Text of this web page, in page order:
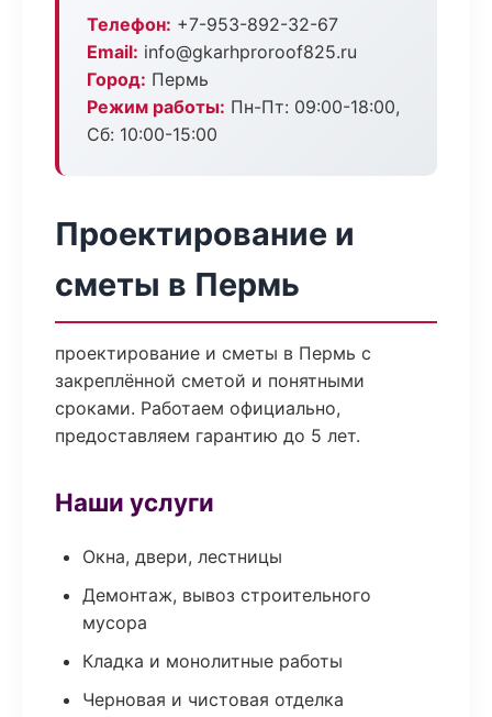
Телефон: +7-953-892-32-67
Email: info@gkarhproroof825.ru
Город: Пермь
Режим работы: Пн-Пт: 09:00-18:00,
Сб: 10:00-15:00
Проектирование и
сметы в Пермь
проектирование и сметы в Пермь с
закреплённой сметой и понятными
сроками. Работаем официально,
предоставляем гарантию до 5 лет.
Наши услуги
Окна, двери, лестницы
Демонтаж, вывоз строительного
мусора
Кладка и монолитные работы
Черновая и чистовая отделка